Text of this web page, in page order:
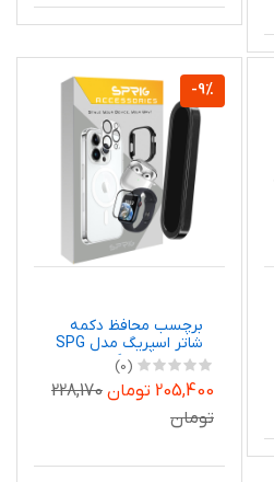
-9%
برچسب محافظ دکمه
شاتر اسپریگ مدل SPG
مناسب برای گوشی
موبایل اپل Iphone 16 /
16 Pro / 16 Pro max
(0)
205,400 تومان
228,170
تومان